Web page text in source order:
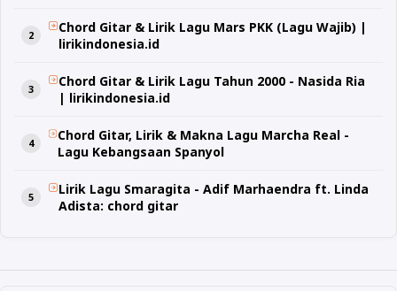
Chord Gitar & Lirik Lagu Mars PKK (Lagu Wajib) |
lirikindonesia.id
Chord Gitar & Lirik Lagu Tahun 2000 - Nasida Ria
| lirikindonesia.id
Chord Gitar, Lirik & Makna Lagu Marcha Real -
Lagu Kebangsaan Spanyol
Lirik Lagu Smaragita - Adif Marhaendra ft. Linda
Adista: chord gitar